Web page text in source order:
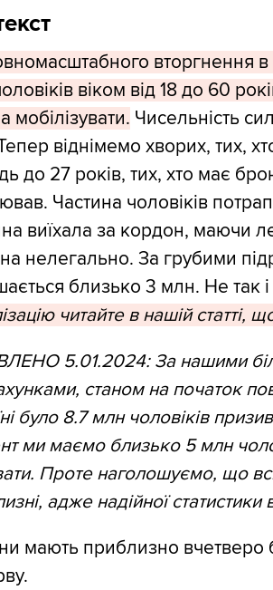
вторгнення в
віком від 18 до 60
мобілізувати. Чисельність
віднімемо хворих, тих,
до 27 років, тих, хто має
Частина чоловіків
виїхала за кордон, маючи
нелегально. За грубими
близько 3 млн. Не так і
читайте в нашій статті,
5.01.2024: За нашими
станом на початок
було 8.7 млн чоловіків
ми маємо близько 5 млн
Проте наголошуємо, що
адже надійної статистики
мають приблизно вчетверо